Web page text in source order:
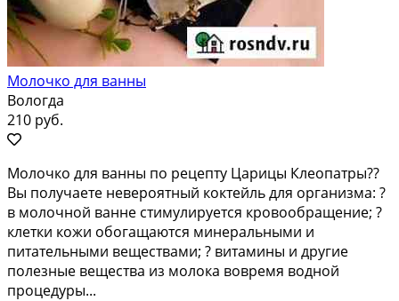
Молочко для ванны
Вологда
210 руб.
Молочко для ванны по рецепту Царицы Клеопатры??
Вы получаете невероятный коктейль для организма: ?
в молочной ванне стимулируется кровообращение; ?
клетки кожи обогащаются минеральными и
питательными веществами; ? витамины и другие
полезные вещества из молока вовремя водной
процедуры...